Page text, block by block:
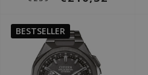
BESTSELLER